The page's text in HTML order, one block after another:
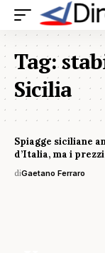
Tag:
Sicilia
Spiagge siciliane
d’Italia, ma i
diGaetano Ferraro